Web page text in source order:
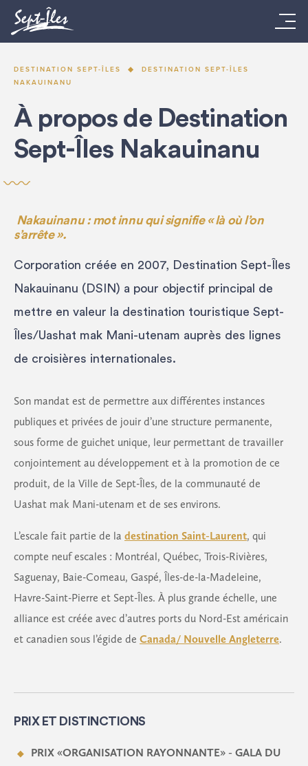
DESTINATION SEPT-ÎLES
DESTINATION SEPT-ÎLES
NAKAUINANU
À propos de Destination
Sept-Îles Nakauinanu
Nakauinanu : mot innu qui signifie « là où l’on
s’arrête ».
Corporation créée en 2007, Destination Sept-Îles
Nakauinanu (DSIN) a pour objectif principal de
mettre en valeur la destination touristique Sept-
Îles/Uashat mak Mani-utenam auprès des lignes
de croisières internationales.
Son mandat est de permettre aux différentes instances
publiques et privées de jouir d’une structure permanente,
sous forme de guichet unique, leur permettant de travailler
conjointement au développement et à la promotion de ce
produit, de la Ville de Sept-Îles, de la communauté de
Uashat mak Mani-utenam et de ses environs.
L’escale fait partie de la destination Saint-Laurent, qui
compte neuf escales : Montréal, Québec, Trois-Rivières,
Saguenay, Baie-Comeau, Gaspé, Îles-de-la-Madeleine,
Havre-Saint-Pierre et Sept-Îles. À plus grande échelle, une
alliance est créée avec d’autres ports du Nord-Est américain
et canadien sous l’égide de Canada/ Nouvelle Angleterre.
PRIX ET DISTINCTIONS
PRIX «ORGANISATION RAYONNANTE» - GALA DU